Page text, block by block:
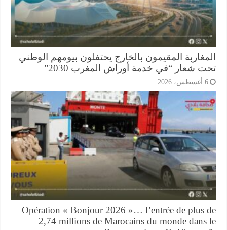
المقيمون بالخارج يحتفلون بيومهم الوطني
شعار “في خدمة أوراش المغرب 2030”
Opération « Bonjour 2026 »… l’entrée de plus
2,74 millions de Marocains du monde